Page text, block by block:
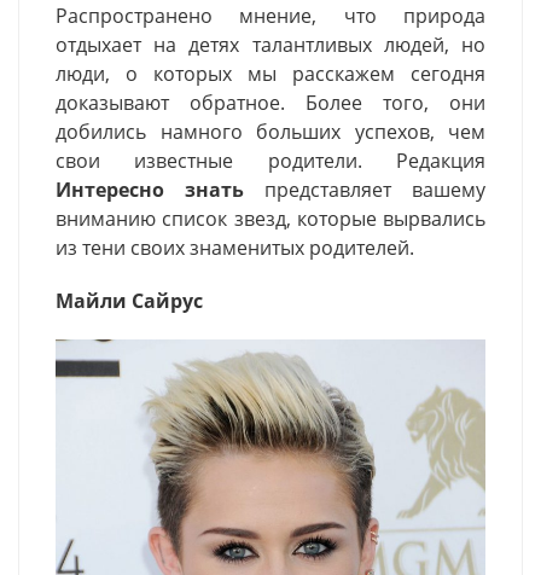
Распространено мнение, что природа
отдыхает на детях талантливых людей, но
люди, о которых мы расскажем сегодня
доказывают обратное. Более того, они
добились намного больших успехов, чем
свои известные родители. Редакция
Интересно знать представляет вашему
вниманию список звезд, которые вырвались
из тени своих знаменитых родителей.
Майли Сайрус